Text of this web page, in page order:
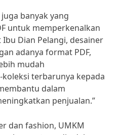
banyak yang
untuk memperkenalkan
Dian Pelangi, desainer
adanya format PDF,
mudah
terbarunya kepada
dalam
penjualan.”
dan fashion, UMKM